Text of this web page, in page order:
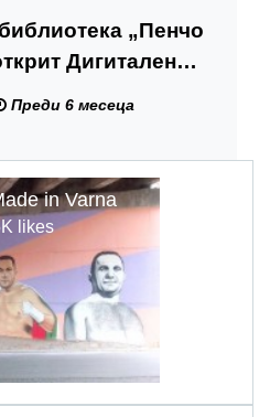
„Пенчо
Дигитален
Преди 6 месеца
in Varna
likes